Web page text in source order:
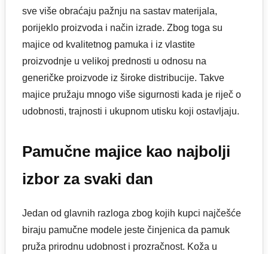
sve više obraćaju pažnju na sastav materijala,
porijeklo proizvoda i način izrade. Zbog toga su
majice od kvalitetnog pamuka i iz vlastite
proizvodnje u velikoj prednosti u odnosu na
generičke proizvode iz široke distribucije. Takve
majice pružaju mnogo više sigurnosti kada je riječ o
udobnosti, trajnosti i ukupnom utisku koji ostavljaju.
Pamučne majice kao najbolji
izbor za svaki dan
Jedan od glavnih razloga zbog kojih kupci najčešće
biraju pamučne modele jeste činjenica da pamuk
pruža prirodnu udobnost i prozračnost. Koža u